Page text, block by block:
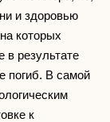
и здоровью
которых
в результате
погиб. В самой
к